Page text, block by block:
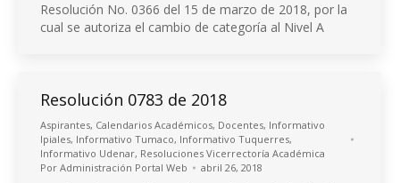
Resolución No. 0366 del 15 de marzo de 2018, por la
cual se autoriza el cambio de categoría al Nivel A
Resolución 0783 de 2018
Aspirantes, Calendarios Académicos, Docentes, Informativo
Ipiales, Informativo Tumaco, Informativo Tuquerres,
Informativo Udenar, Resoluciones Vicerrectoría Académica
Por Administración Portal Web abril 26, 2018